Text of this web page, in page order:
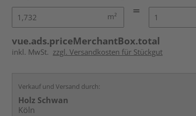
m²
vue.ads.priceMerchantBox.total
inkl. MwSt. zzgl. Versandkosten für Stückgut
Verkauf und Versand durch:
Holz Schwan
Köln